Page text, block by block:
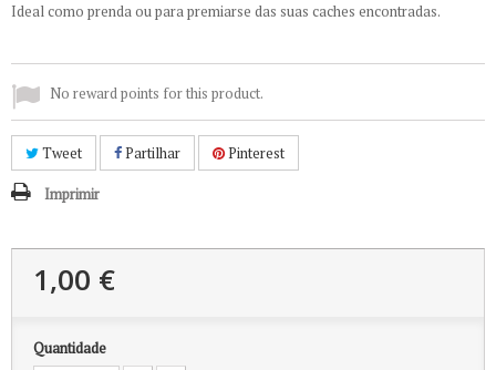
Ideal como prenda ou para premiarse das suas caches encontradas.
No reward points for this product.
Tweet Partilhar Pinterest
Imprimir
1,00 €
Quantidade